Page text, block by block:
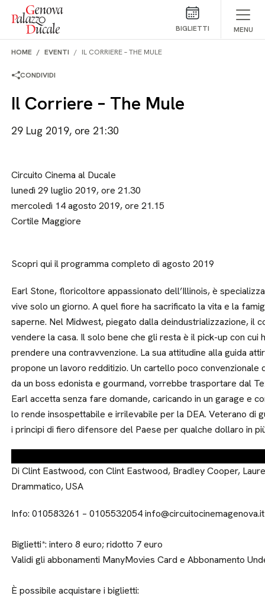
Salta al contenuto
BIGLIETTI MENU
HOME EVENTI IL CORRIERE – THE MULE
CONDIVIDI
Il Corriere – The Mule
29 Lug 2019, ore 21:30
Circuito Cinema al Ducale
lunedì 29 luglio 2019, ore 21.30
mercoledì 14 agosto 2019, ore 21.15
Cortile Maggiore
Scopri qui il programma completo di agosto 2019
Earl Stone, floricoltore appassionato dell’Illinois, è
vive solo un giorno. A quel fiore ha sacrificato la vita e la
saperne. Nel Midwest, piegato dalla deindustrializzazione, il
vendere la casa. Il solo bene che gli resta è il pick-up con cui
prendere una contravvenzione. La sua attitudine alla guida
propone un lavoro redditizio. Un cartello poco convenzionale
da un boss edonista e gourmand, vorrebbe trasportare dal
Earl accetta senza fare domande, caricando in un garage e
lo rende insospettabile e irrilevabile per la DEA. Veterano di
i principi di fiero difensore del Paese per qualche dollaro in
Di Clint Eastwood, con Clint Eastwood, Bradley Cooper,
Drammatico, USA
Info: 010583261 – 0105532054 info@circuitocinemagenova.it
Biglietti*: intero 8 euro; ridotto 7 euro
Validi gli abbonamenti ManyMovies Card e Abbonamento
È possibile acquistare i biglietti: